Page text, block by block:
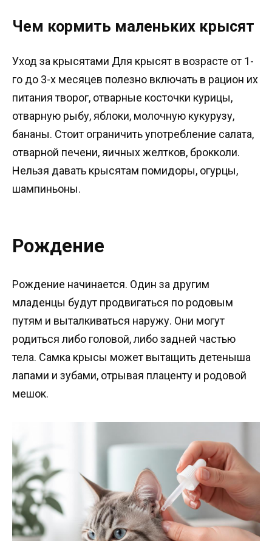
Чем кормить маленьких крысят
Уход за крысятами Для крысят в возрасте от 1-
го до 3-х месяцев полезно включать в рацион их
питания творог, отварные косточки курицы,
отварную рыбу, яблоки, молочную кукурузу,
бананы. Стоит ограничить употребление салата,
отварной печени, яичных желтков, брокколи.
Нельзя давать крысятам помидоры, огурцы,
шампиньоны.
Рождение
Рождение начинается. Один за другим
младенцы будут продвигаться по родовым
путям и выталкиваться наружу. Они могут
родиться либо головой, либо задней частью
тела. Самка крысы может вытащить детеныша
лапами и зубами, отрывая плаценту и родовой
мешок.